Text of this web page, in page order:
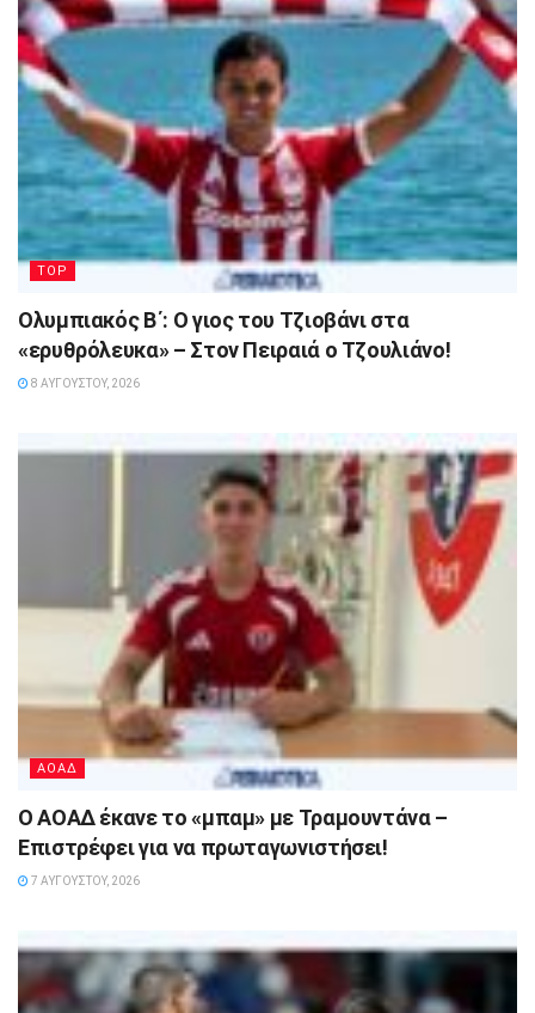
TOP
Ολυμπιακός Β΄: Ο γιος του Τζιοβάνι στα
«ερυθρόλευκα» – Στον Πειραιά ο Τζουλιάνο!
8 ΑΥΓΟΎΣΤΟΥ, 2026
ΑΟΑΔ
Ο ΑΟΑΔ έκανε το «μπαμ» με Τραμουντάνα –
Επιστρέφει για να πρωταγωνιστήσει!
7 ΑΥΓΟΎΣΤΟΥ, 2026